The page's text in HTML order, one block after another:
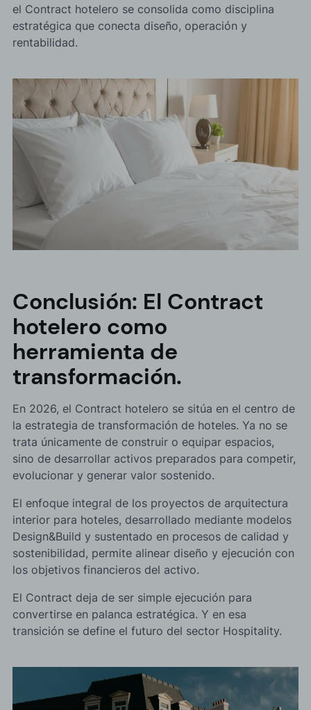
el Contract hotelero se consolida como disciplina
estratégica que conecta diseño, operación y
rentabilidad.
Conclusión: El Contract
hotelero como
herramienta de
transformación.
En 2026, el Contract hotelero se sitúa en el centro de
la estrategia de transformación de hoteles. Ya no se
trata únicamente de construir o equipar espacios,
sino de desarrollar activos preparados para competir,
evolucionar y generar valor sostenido.
El enfoque integral de los proyectos de arquitectura
interior para hoteles, desarrollado mediante modelos
Design&Build y sustentado en procesos de calidad y
sostenibilidad, permite alinear diseño y ejecución con
los objetivos financieros del activo.
El Contract deja de ser simple ejecución para
convertirse en palanca estratégica. Y en esa
transición se define el futuro del sector Hospitality.